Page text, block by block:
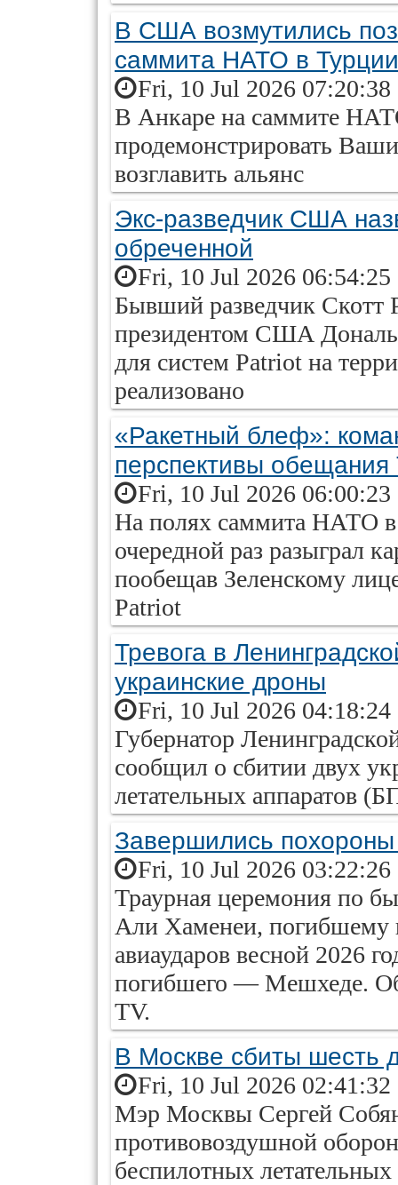
В США возмутились
саммита НАТО в Турции
Fri, 10 Jul 2026 07:20:38
В Анкаре на саммите
продемонстрировать
возглавить альянс
Экс-разведчик США
обреченной
Fri, 10 Jul 2026 06:54:25
Бывший разведчик Скотт
президентом США
для систем Patriot на
реализовано
«Ракетный блеф»:
перспективы обещания
Fri, 10 Jul 2026 06:00:23
На полях саммита НАТО
очередной раз разыграл
пообещав Зеленскому
Patriot
Тревога в
украинские дроны
Fri, 10 Jul 2026 04:18:24
Губернатор
сообщил о сбитии двух
летательных аппаратов
Завершились
Fri, 10 Jul 2026 03:22:26
Траурная церемония по
Али Хаменеи, погибшему
авиаударов весной 2026
погибшего — Мешхеде. Об
TV.
В Москве сбиты шесть
Fri, 10 Jul 2026 02:41:32
Мэр Москвы Сергей
противовоздушной
беспилотных летательных